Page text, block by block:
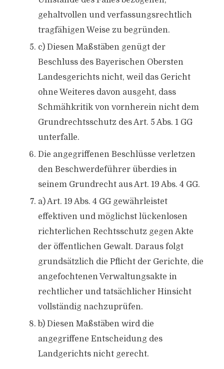
gehaltvollen und verfassungsrechtlich
tragfähigen Weise zu begründen.
c) Diesen Maßstäben genügt der
Beschluss des Bayerischen Obersten
Landesgerichts nicht, weil das Gericht
ohne Weiteres davon ausgeht, dass
Schmähkritik von vornherein nicht dem
Grundrechtsschutz des Art. 5 Abs. 1 GG
unterfalle.
Die angegriffenen Beschlüsse verletzen
den Beschwerdeführer überdies in
seinem Grundrecht aus Art. 19 Abs. 4 GG.
a) Art. 19 Abs. 4 GG gewährleistet
effektiven und möglichst lückenlosen
richterlichen Rechtsschutz gegen Akte
der öffentlichen Gewalt. Daraus folgt
grundsätzlich die Pflicht der Gerichte, die
angefochtenen Verwaltungsakte in
rechtlicher und tatsächlicher Hinsicht
vollständig nachzuprüfen.
b) Diesen Maßstäben wird die
angegriffene Entscheidung des
Landgerichts nicht gerecht.